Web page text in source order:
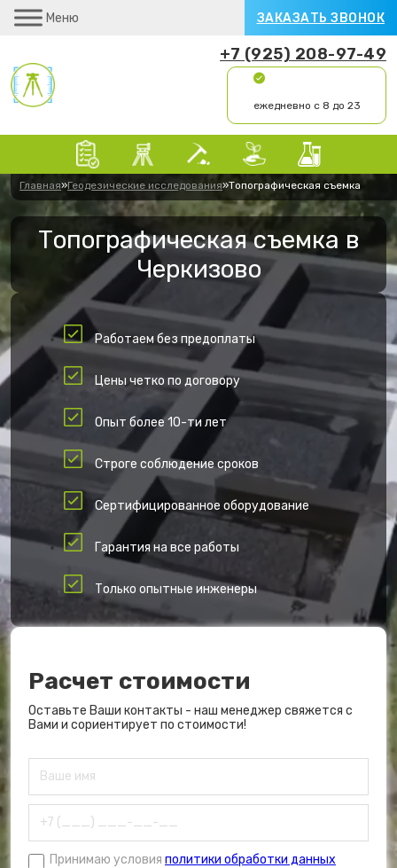
Меню ЗАКАЗАТЬ ЗВОНОК
+7 (925) 208-97-49
ежедневно с 8 до 23
Главная»Геодезические исследования»Топографическая съемка
Топографическая съемка в
Черкизово
Работаем без предоплаты
Цены четко по договору
Опыт более 10-ти лет
Строге соблюдение сроков
Сертифицированное оборудование
Гарантия на все работы
Только опытные инженеры
Расчет стоимости
Оставьте Ваши контакты - наш менеджер свяжется с
Вами и сориентирует по стоимости!
Принимаю условия политики обработки данных